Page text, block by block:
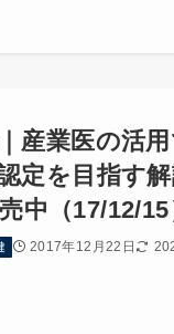
産業医の活
定を目指す
中（17/12/15
2017年12月22日